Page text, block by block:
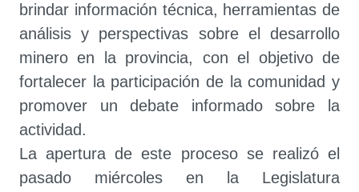
brindar información técnica, herramientas de
análisis y perspectivas sobre el desarrollo
minero en la provincia, con el objetivo de
fortalecer la participación de la comunidad y
promover un debate informado sobre la
actividad.
La apertura de este proceso se realizó el
pasado miércoles en la Legislatura